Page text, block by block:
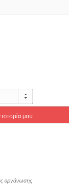
ιστορία μου
οργάνωσης